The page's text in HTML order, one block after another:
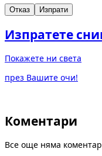
Отказ Изпрати
Изпратете
Покажете ни света
през Вашите очи!
Коментари
Все още няма